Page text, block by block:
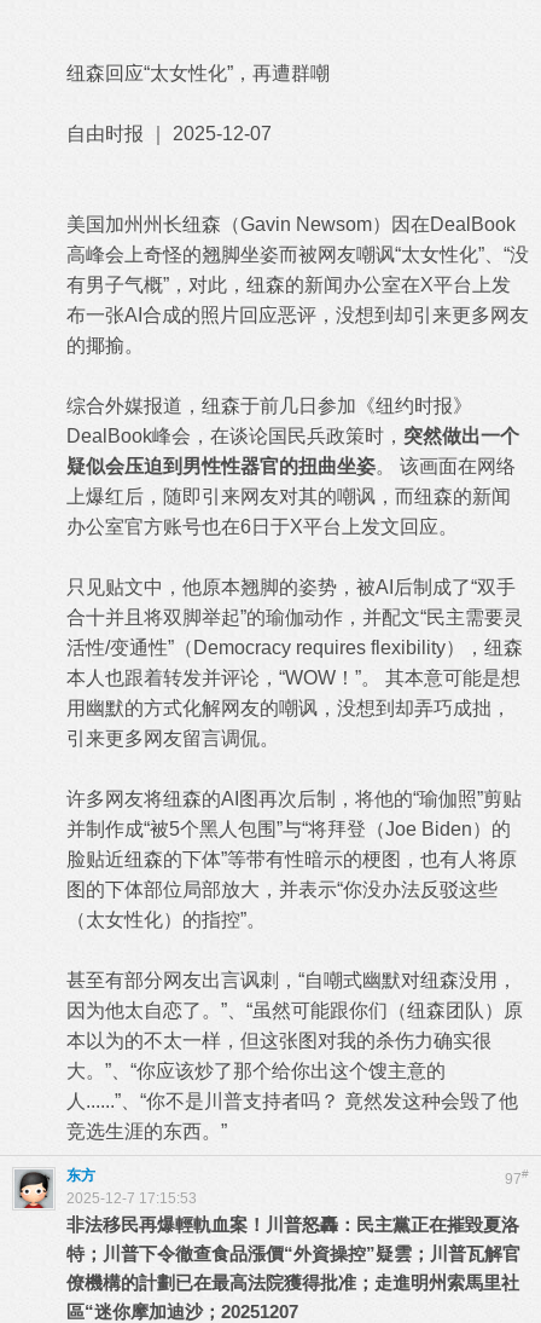
纽森回应“太女性化”，再遭群嘲
自由时报 ｜ 2025-12-07
美国加州州长纽森（Gavin Newsom）因在DealBook
高峰会上奇怪的翘脚坐姿而被网友嘲讽“太女性化”、“没
有男子气概”，对此，纽森的新闻办公室在X平台上发
布一张AI合成的照片回应恶评，没想到却引来更多网友
的揶揄。
综合外媒报道，纽森于前几日参加《纽约时报》
DealBook峰会，在谈论国民兵政策时， 突然做出一个
疑似会压迫到男性性器官的扭曲坐姿。 该画面在网络
上爆红后，随即引来网友对其的嘲讽，而纽森的新闻
办公室官方账号也在6日于X平台上发文回应。
只见贴文中，他原本翘脚的姿势，被AI后制成了“双手
合十并且将双脚举起”的瑜伽动作，并配文“民主需要灵
活性/变通性”（Democracy requires flexibility），纽森
本人也跟着转发并评论，“WOW！”。 其本意可能是想
用幽默的方式化解网友的嘲讽，没想到却弄巧成拙，
引来更多网友留言调侃。
许多网友将纽森的AI图再次后制，将他的“瑜伽照”剪贴
并制作成“被5个黑人包围”与“将拜登（Joe Biden）的
脸贴近纽森的下体”等带有性暗示的梗图，也有人将原
图的下体部位局部放大，并表示“你没办法反驳这些
（太女性化）的指控”。
甚至有部分网友出言讽刺，“自嘲式幽默对纽森没用，
因为他太自恋了。”、“虽然可能跟你们（纽森团队）原
本以为的不太一样，但这张图对我的杀伤力确实很
大。”、“你应该炒了那个给你出这个馊主意的
人......”、“你不是川普支持者吗？ 竟然发这种会毁了他
竞选生涯的东西。”
97#
东方
2025-12-7 17:15:53
非法移民再爆輕軌血案！川普怒轟：民主黨正在摧毀夏洛
特；川普下令徹查食品漲價“外資操控”疑雲；川普瓦解官
僚機構的計劃已在最高法院獲得批准；走進明州索馬里社
區“迷你摩加迪沙；20251207